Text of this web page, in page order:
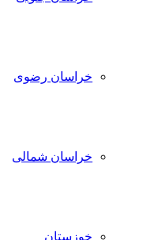
خراسان رضوی
خراسان شمالی
خوزستان